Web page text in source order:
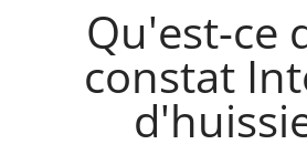
Qu'est-ce
constat